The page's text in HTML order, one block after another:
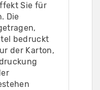
Sie für
Die
bedruckt
der Karton,